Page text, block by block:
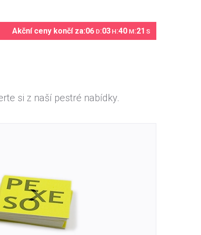
Akční ceny končí za:06 D:03H:40 M:20 S
si z naší pestré nabídky.